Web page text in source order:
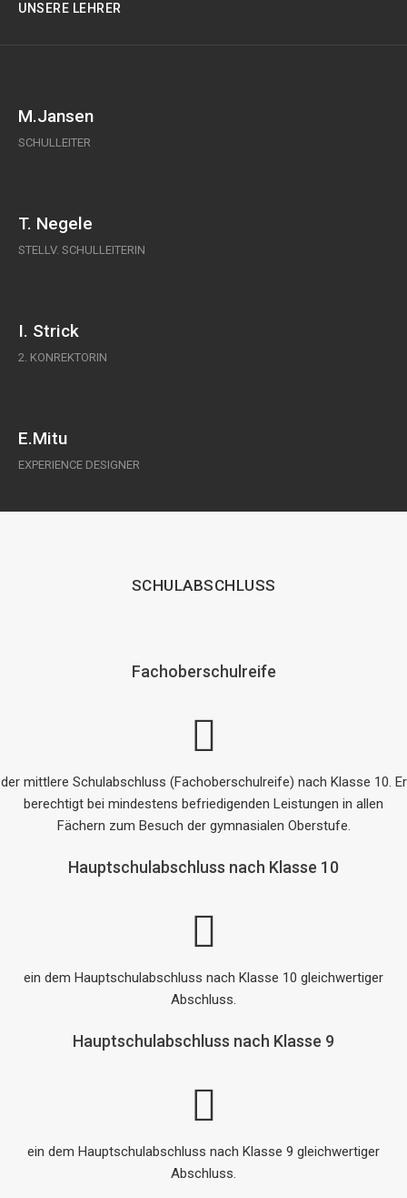
UNSERE LEHRER
M.Jansen
SCHULLEITER
T. Negele
STELLV. SCHULLEITERIN
I. Strick
2. KONREKTORIN
E.Mitu
EXPERIENCE DESIGNER
SCHULABSCHLUSS
Fachoberschulreife
der mittlere Schulabschluss (Fachoberschulreife) nach Klasse 10. Er
berechtigt bei mindestens befriedigenden Leistungen in allen
Fächern zum Besuch der gymnasialen Oberstufe.
Hauptschulabschluss nach Klasse 10
ein dem Hauptschulabschluss nach Klasse 10 gleichwertiger
Abschluss.
Hauptschulabschluss nach Klasse 9
ein dem Hauptschulabschluss nach Klasse 9 gleichwertiger
Abschluss.